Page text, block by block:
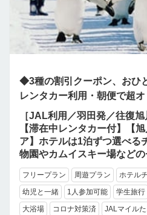
◆3種の割引クーポン、おひ
レンタカー利用・朝便で超
［JAL利用／羽田発／往復旭
【滞在中レンタカー付】【
ア】ホテルは1泊ずつ選べ
物園やカムイスキー場などの
フリープラン 周遊プラン ホテル
幼児と一緒
1人参加可能 学生旅行
大浴場
コロナ対策済 JALマイル